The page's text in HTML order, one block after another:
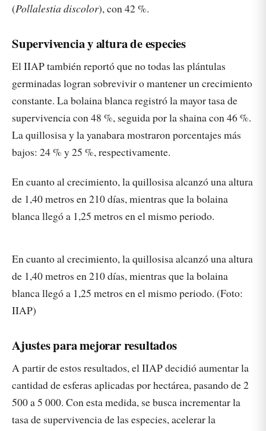
(Pollalestia discolor), con 42 %.
Supervivencia y altura de especies
El IIAP también reportó que no todas las plántulas
germinadas logran sobrevivir o mantener un crecimiento
constante. La bolaina blanca registró la mayor tasa de
supervivencia con 48 %, seguida por la shaina con 46 %.
La quillosisa y la yanabara mostraron porcentajes más
bajos: 24 % y 25 %, respectivamente.
En cuanto al crecimiento, la quillosisa alcanzó una altura
de 1,40 metros en 210 días, mientras que la bolaina
blanca llegó a 1,25 metros en el mismo periodo.
En cuanto al crecimiento, la quillosisa alcanzó una altura
de 1,40 metros en 210 días, mientras que la bolaina
blanca llegó a 1,25 metros en el mismo periodo. (Foto:
IIAP)
Ajustes para mejorar resultados
A partir de estos resultados, el IIAP decidió aumentar la
cantidad de esferas aplicadas por hectárea, pasando de 2
500 a 5 000. Con esta medida, se busca incrementar la
tasa de supervivencia de las especies, acelerar la